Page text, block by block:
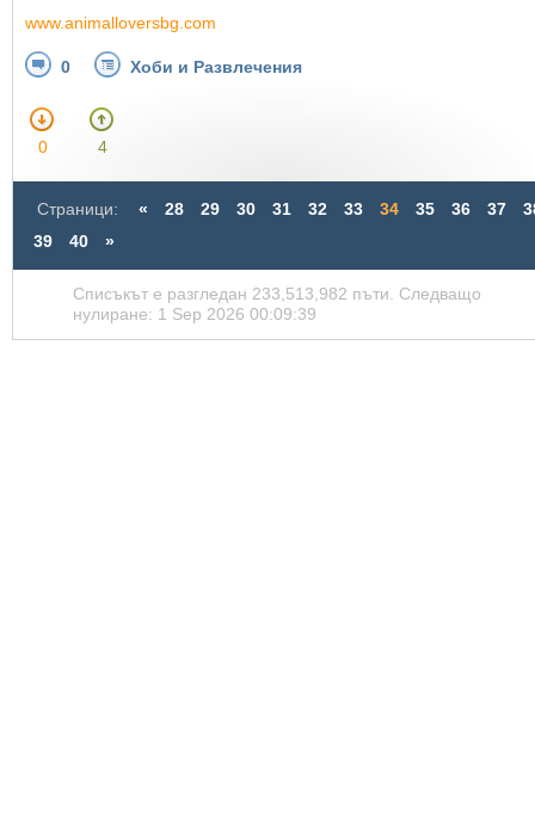
www.animalloversbg.com
0 Хоби и Развлечения
0 4
Страници: « 28 29 30 31 32 33 34 35 36 37
39
40 »
Списъкът е разгледан 233,513,982 пъти. Следващо
нулиране: 1 Sep 2026 00:09:39